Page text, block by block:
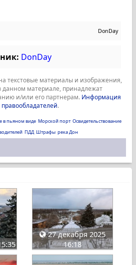
DonDay
DonDay
текстовые материалы и изображения,
данном материале, принадлежат
и/или его партнерам. Информация
правообладателей.
в пьяном виде Морской порт Освидетельствование
ПДД Штрафы река Дон
27 декабря 2025
16:18